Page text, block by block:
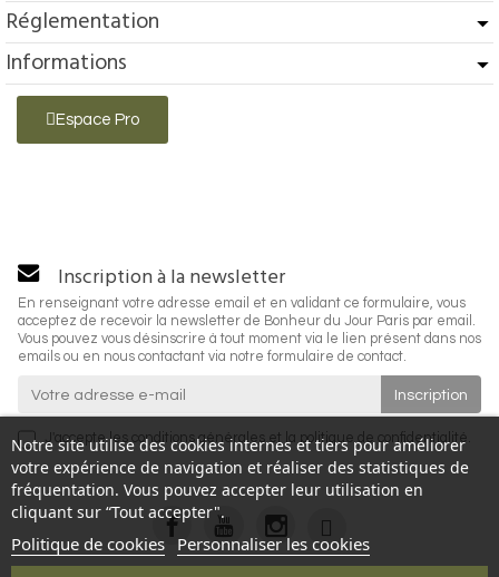
Réglementation
Informations
Espace Pro
Notre site utilise des cookies internes et tiers pour améliorer
votre expérience de navigation et réaliser des statistiques de
fréquentation. Vous pouvez accepter leur utilisation en
cliquant sur “Tout accepter".
Politique de cookies Personnaliser les cookies
Inscription à la newsletter
En renseignant votre adresse email et en validant ce formulaire, vous
acceptez de recevoir la newsletter de Bonheur du Jour Paris par email.
Vous pouvez vous désinscrire à tout moment via le lien présent dans nos
emails ou en nous contactant via notre formulaire de contact.
J'accepte les conditions générales et la politique de confidentialité.